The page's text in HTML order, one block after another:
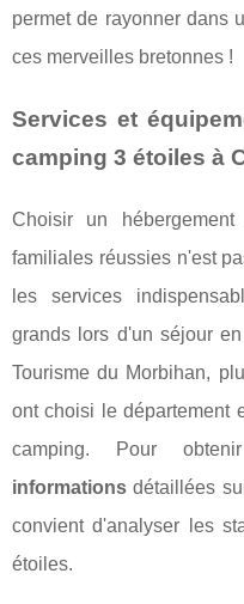
permet de rayonner dans
ces merveilles bretonnes !
Services et
camping 3 étoiles à
Choisir un
familiales réussies n'est
les services
grands lors d'un séjour
Tourisme du Morbihan,
ont choisi le département
camping. Pour
informations détaillées
convient d'analyser les
étoiles.